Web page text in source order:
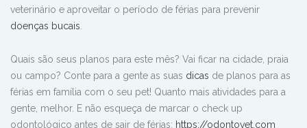
veterinário e aproveitar o período de férias para prevenir
doenças bucais.
Quais são seus planos para este mês? Vai ficar na cidade, praia
ou campo? Conte para a gente as suas dicas de planos para as
férias em família com o seu pet! Quanto mais atividades para a
gente, melhor. E não esqueça de marcar o check up
odontológico antes de sair de férias: https://odontovet.com